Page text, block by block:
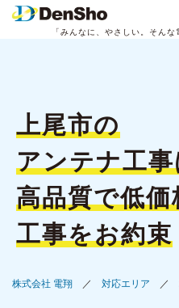
「みんなに、やさしい。 そんな
上尾市の
アンテナ工
高品質で低価
工事をお約束
株式会社 電翔 対応エリア